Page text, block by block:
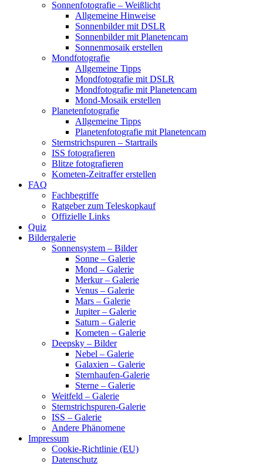
Sonnenfotografie – Weißlicht
Allgemeine Hinweise
Sonnenbilder mit DSLR
Sonnenbilder mit Planetencam
Sonnenmosaik erstellen
Mondfotografie
Allgemeine Tipps
Mondfotografie mit DSLR
Mondfotografie mit Planetencam
Mond-Mosaik erstellen
Planetenfotografie
Allgemeine Tipps
Planetenfotografie mit Planetencam
Sternstrichspuren – Startrails
ISS fotografieren
Blitze fotografieren
Kometen-Zeitraffer erstellen
FAQ
Fachbegriffe
Ratgeber zum Teleskopkauf
Offizielle Links
Quiz
Bildergalerie
Sonnensystem – Bilder
Sonne – Galerie
Mond – Galerie
Merkur – Galerie
Venus – Galerie
Mars – Galerie
Jupiter – Galerie
Saturn – Galerie
Kometen – Galerie
Deepsky – Bilder
Nebel – Galerie
Galaxien – Galerie
Sternhaufen-Galerie
Sterne – Galerie
Weitfeld – Galerie
Sternstrichspuren-Galerie
ISS – Galerie
Andere Phänomene
Impressum
Cookie-Richtlinie (EU)
Datenschutz